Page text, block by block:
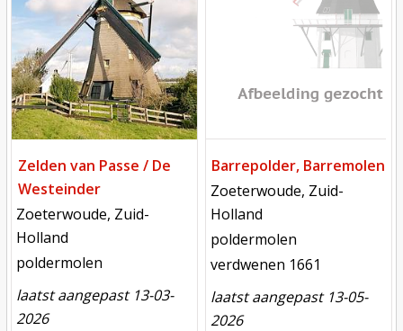
Zelden van Passe / De
Westeinder
locatie
Zoeterwoude, Zuid-
Holland
functie
poldermolen
laatst aangepast 13-03-
2026
Barrepolder, Barremolen
locatie
Zoeterwoude, Zuid-
Holland
functie
poldermolen
verdwenen
verdwenen 1661
laatst aangepast 13-05-
2026